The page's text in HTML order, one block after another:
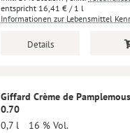
16,41 € / 1 l
Informationen zur Lebensmittel
Details
Giffard Crème de
0.70
0,7 l
16 % Vol.